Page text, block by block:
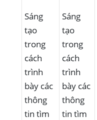
Sáng
tạo
trong
cách
trình
bày các
thông
tin tìm
Sáng
tạo
trong
cách
trình
bày các
thông
tin tìm